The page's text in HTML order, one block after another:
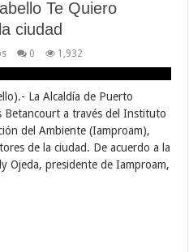
Te Quiero
ciudad
0 1,932
La Alcaldía de Puerto
Betancourt a través del Instituto
del Ambiente (Iamproam),
de la ciudad. De acuerdo a la
Ojeda, presidente de Iamproam,